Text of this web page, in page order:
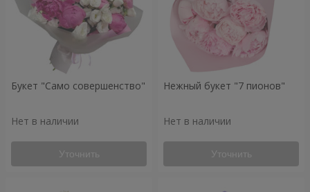
Букет "Само совершенство"
Нет в наличии
Уточнить
Нежный букет "7 пионов"
Нет в наличии
Уточнить